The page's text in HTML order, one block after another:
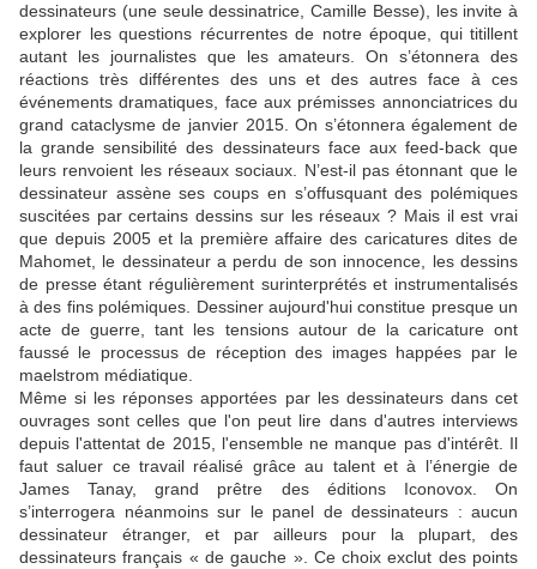
dessinateurs (une seule dessinatrice, Camille Besse), les invite à
explorer les questions récurrentes de notre époque, qui titillent
autant les journalistes que les amateurs. On s’étonnera des
réactions très différentes des uns et des autres face à ces
événements dramatiques, face aux prémisses annonciatrices du
grand cataclysme de janvier 2015. On s’étonnera également de
la grande sensibilité des dessinateurs face aux feed-back que
leurs renvoient les réseaux sociaux. N’est-il pas étonnant que le
dessinateur assène ses coups en s’offusquant des polémiques
suscitées par certains dessins sur les réseaux ? Mais il est vrai
que depuis 2005 et la première affaire des caricatures dites de
Mahomet, le dessinateur a perdu de son innocence, les dessins
de presse étant régulièrement surinterprétés et instrumentalisés
à des fins polémiques. Dessiner aujourd'hui constitue presque un
acte de guerre, tant les tensions autour de la caricature ont
faussé le processus de réception des images happées par le
maelstrom médiatique.
Même si les réponses apportées par les dessinateurs dans cet
ouvrages sont celles que l'on peut lire dans d'autres interviews
depuis l'attentat de 2015, l'ensemble ne manque pas d'intérêt. Il
faut saluer ce travail réalisé grâce au talent et à l’énergie de
James Tanay, grand prêtre des éditions Iconovox. On
s’interrogera néanmoins sur le panel de dessinateurs : aucun
dessinateur étranger, et par ailleurs pour la plupart, des
dessinateurs français « de gauche ». Ce choix exclut des points